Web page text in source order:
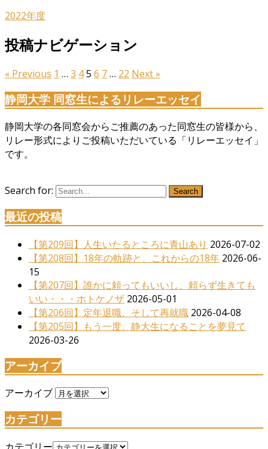
2022年度
投稿ナビゲーション
« Previous 1 … 3 45 6 7… 22 Next »
静岡大学 同窓生によるリレーエッセイ
静岡大学の各同窓会からご推薦のあった同窓生の皆様から、
リレー形式によりご投稿いただいている「リレーエッセイ」
です。
Search for: Search
最近の投稿
【第209回】人生いたるところに青山あり 2026-07-02
【第208回】18年の軌跡と、これからの18年 2026-06-
15
【第207回】誰かに頼ってもいいし、頼らず生きても
いい・・・ホトケノザ 2026-05-01
【第206回】定年退職、そして再就職 2026-04-08
【第205回】もう一度、静大生になることを夢見て
2026-03-26
アーカイブ
アーカイブ
カテゴリー